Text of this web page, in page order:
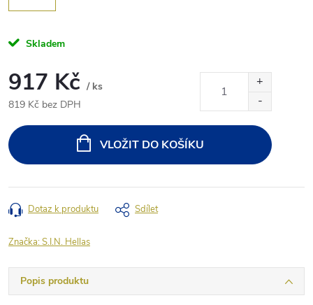
Skladem
917 Kč / ks
819 Kč bez DPH
cena:
VLOŽIT DO KOŠÍKU
Dotaz k produktu Sdílet
Značka:S.I.N. Hellas
Popis produktu